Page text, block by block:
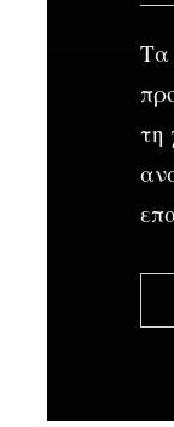
Τα
τη